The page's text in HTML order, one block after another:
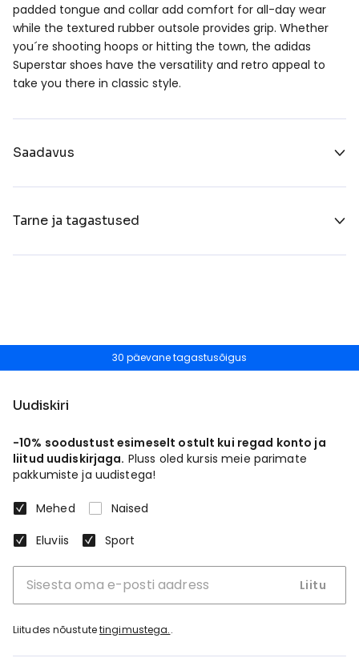
padded tongue and collar add comfort for all-day wear
while the textured rubber outsole provides grip. Whether
you´re shooting hoops or hitting the town, the adidas
Superstar shoes have the versatility and retro appeal to
take you there in classic style.
Saadavus
Tarne ja tagastused
30 päevane tagastusõigus
Uudiskiri
-10% soodustust esimeselt ostult kui regad konto ja
liitud uudiskirjaga. Pluss oled kursis meie parimate
pakkumiste ja uudistega!
Mehed
Naised
Eluviis
Sport
Liitu
Liitudes nõustutetingimustega..